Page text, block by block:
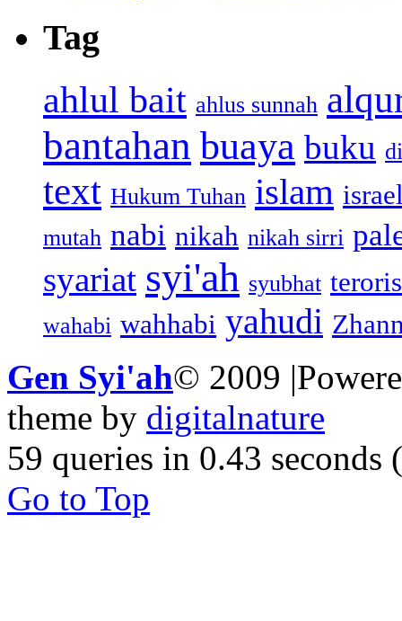
Tag
ahlul bait ahlus sunnah
bantahan buaya buku
text Hukum Tuhan islam
mutah nabi nikah nikah sirri
syariat syi'ah syubhat teroris
wahabi wahhabi yahudi
Gen Syi'ah© 2009
theme by digitalnature
59 queries in 0.43 seconds
Go to Top